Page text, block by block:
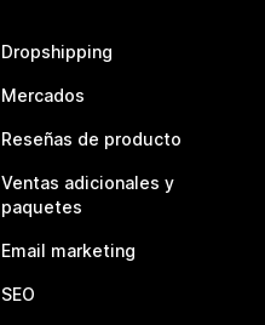
Dropshipping
Mercados
Reseñas de producto
Ventas adicionales y
paquetes
Email marketing
SEO